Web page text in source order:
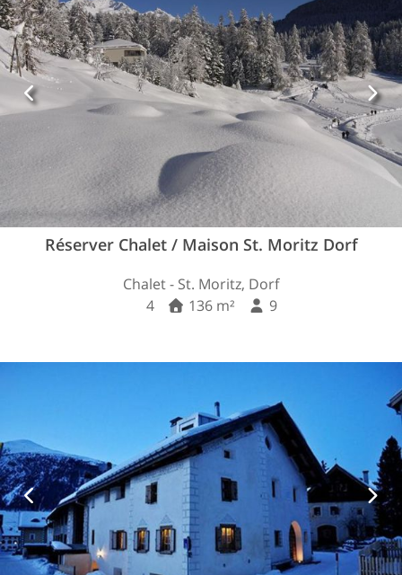
Réserver Chalet / Maison St. Moritz Dorf
Chalet - St. Moritz, Dorf
4
136 m² 9